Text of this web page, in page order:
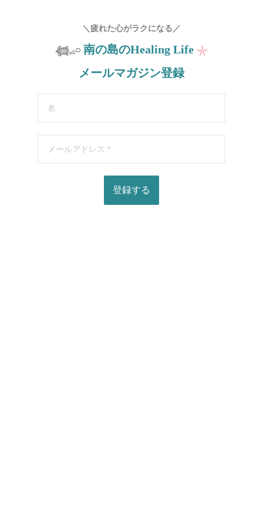
＼疲れた心がラクになる／
𓆉𓈒𓂂𓏸 南の島のHealing Life 𓇼
メールマガジン登録
登録する